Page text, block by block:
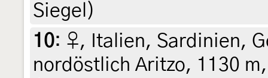
Siegel)
10: ♀, Italien, Sardinien,
nordöstlich Aritzo, 1130